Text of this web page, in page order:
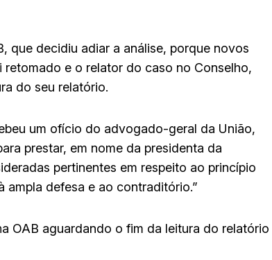
que decidiu adiar a análise, porque novos
e o relator do caso no Conselho,
do seu relatório.
um ofício do advogado-geral da União,
prestar, em nome da presidenta da
pertinentes em respeito ao princípio
defesa e ao contraditório.”
OAB aguardando o fim da leitura do relatório